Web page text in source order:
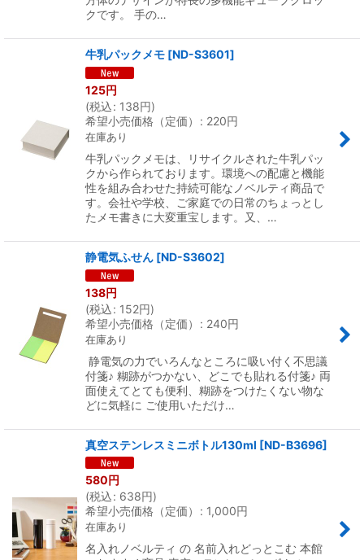
クです。 手の…
牛乳パックメモ [ND-S3601]
125円
(税込: 138円)
希望小売価格（定価）
: 220円
在庫あり
牛乳パックメモは、リサイクルされた牛乳パッ
クから作られております。環境への配慮と機能
性を組み合わせた持続可能なノベルティ商品で
す。会社や学校、ご家庭での日常のちょっとし
たメモ書きに大変重宝します。又、…
静電気ふせん [ND-S3602]
138円
(税込: 152円)
希望小売価格（定価）
: 240円
在庫あり
静電気の力でいろんなところに吸い付く不思議
付箋♪ 糊跡がつかない、どこでも貼れる付箋♪ 両
面使えてとても便利、糊跡をつけたくない物な
どに気軽に ご使用いただけ…
真空ステンレスミニボトル130ml [ND-B3696]
580円
(税込: 638円)
希望小売価格（定価）
: 1,000円
在庫あり
名入れノベルティ の 名前入れどっとこむ 本館